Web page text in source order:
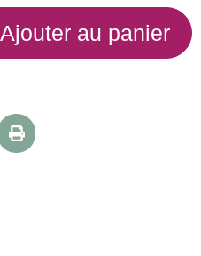
Ajouter au panier